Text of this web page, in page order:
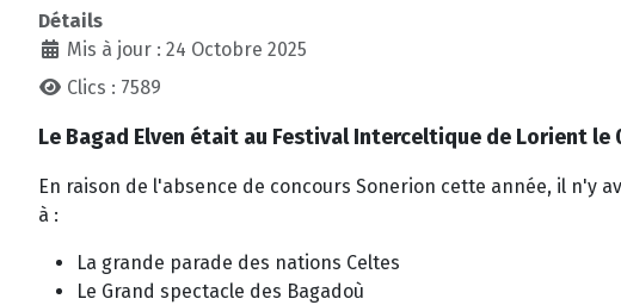
Détails
Mis à jour : 24 Octobre 2025
Clics : 7589
Le Bagad Elven était au Festival Interceltique de Lorient le
En raison de l'absence de concours Sonerion cette année, il n'y
à :
La grande parade des nations Celtes
Le Grand spectacle des Bagadoù